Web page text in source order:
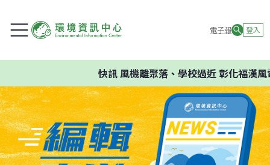
電子報 登入
快訊風機離聚落、學校過近 彰化福漢風